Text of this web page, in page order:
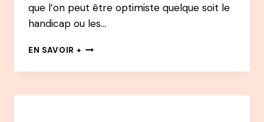
que l’on peut être optimiste quelque soit le
handicap ou les…
EN SAVOIR + 100
–
CROIZON